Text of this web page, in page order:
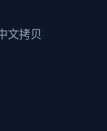
文拷贝